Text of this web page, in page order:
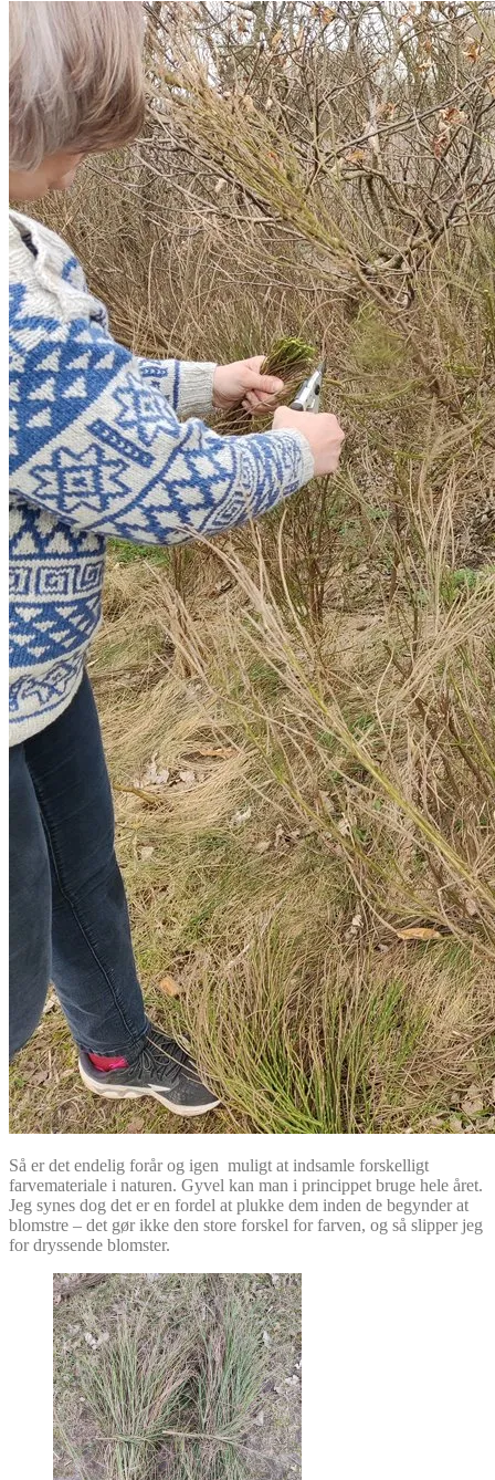
Så er det endelig forår og igen muligt at indsamle forskelligt
farvemateriale i naturen. Gyvel kan man i princippet bruge hele året.
Jeg synes dog det er en fordel at plukke dem inden de begynder at
blomstre – det gør ikke den store forskel for farven, og så slipper jeg
for dryssende blomster.